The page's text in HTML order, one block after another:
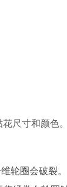
尺寸和颜色。
轮圈会破裂。